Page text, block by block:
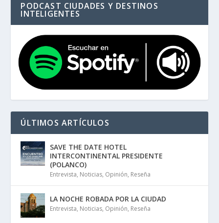
PODCAST CIUDADES Y DESTINOS
INTELIGENTES
ÚLTIMOS ARTÍCULOS
SAVE THE DATE HOTEL
INTERCONTINENTAL PRESIDENTE
(POLANCO)
Entrevista, Noticias, Opinión, Reseña
LA NOCHE ROBADA POR LA CIUDAD
Entrevista, Noticias, Opinión, Reseña